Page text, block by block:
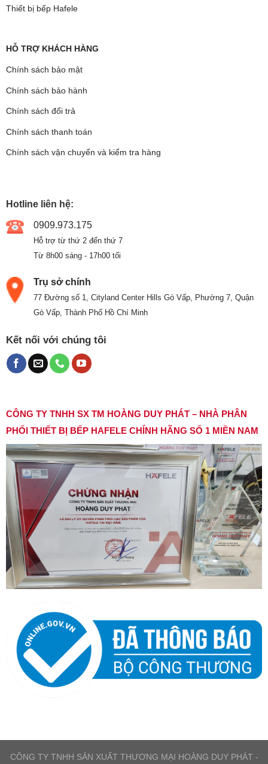
Thiết bị bếp Hafele
HỖ TRỢ KHÁCH HÀNG
Chính sách bảo mật
Chính sách bảo hành
Chính sách đổi trả
Chính sách thanh toán
Chính sách vận chuyển và kiểm tra hàng
Hotline liên hệ:
0909.973.175
Hỗ trợ từ thứ 2 đến thứ 7
Từ 8h00 sáng - 17h00 tối
Trụ sở chính
77 Đường số 1, Cityland Center Hills Gò Vấp, Phường 7, Quận
Gò Vấp, Thành Phố Hồ Chí Minh
Kết nối với chúng tôi
CÔNG TY TNHH SX TM HOÀNG DUY PHÁT – NHÀ PHÂN
PHỐI THIẾT BỊ BẾP HAFELE CHÍNH HÃNG SỐ 1 MIỀN NAM
CÔNG TY TNHH SẢN XUẤT THƯƠNG MẠI HOÀNG DUY PHÁT -